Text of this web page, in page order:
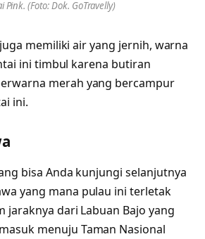
Pink. (Foto: Dok. GoTravelly)
memiliki air yang jernih, warna
ini timbul karena butiran
merah yang bercampur
ini.
bisa Anda kunjungi selanjutnya
yang mana pulau ini terletak
jaraknya dari Labuan Bajo yang
menuju Taman Nasional